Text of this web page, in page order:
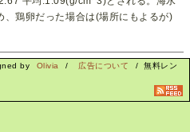
鶏卵だった場合は(場所にもよるが)
by Olivia / 広告について
/ 無料レン